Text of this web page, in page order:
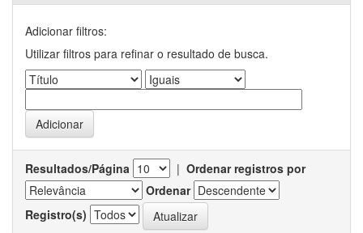
Adicionar filtros:
Utilizar filtros para refinar o resultado de busca.
Resultados/Página | Ordenar registros por
Ordenar
Registro(s)